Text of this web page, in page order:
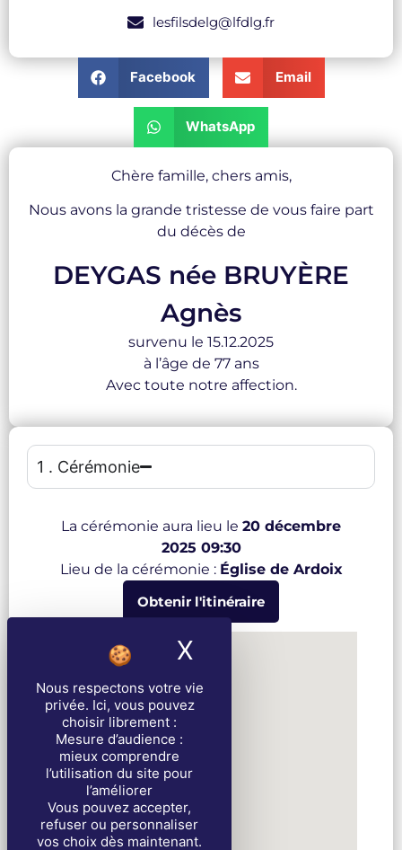
Nous respectons votre vie
privée. Ici, vous pouvez
choisir librement :
Mesure d’audience :
mieux comprendre
l’utilisation du site pour
l’améliorer
Vous pouvez accepter,
refuser ou personnaliser
vos choix dès maintenant.
X
Chère famille, chers amis,
Nous avons la grande tristesse de vous faire part
du décès de
DEYGAS née BRUYÈRE
Agnès
survenu le 15.12.2025
à l’âge de 77 ans
Avec toute notre affection.
1 . Cérémonie
La cérémonie aura lieu le 20 décembre
2025 09:30
Lieu de la cérémonie : Église de Ardoix
Obtenir l'itinéraire
lesfilsdelg@lfdlg.fr
Facebook Email
WhatsApp